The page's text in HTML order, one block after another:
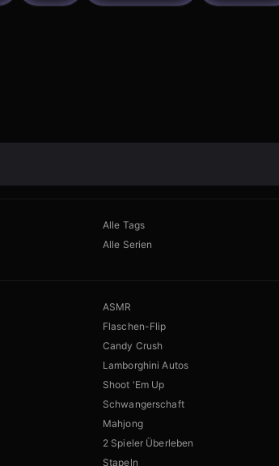
Alle Tags
Alle Serien
ASMR
Flaschen-Flip
Candy Crush
Lamborghini Autos
Shoot 'Em Up
Schwangerschaft
Mahjong
2 Spieler Überleben
Stapeln